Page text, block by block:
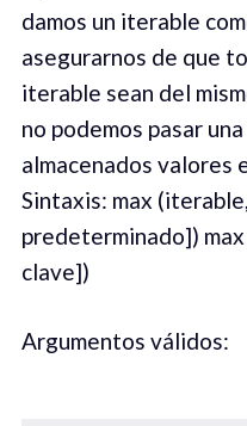
damos un iterable
asegurarnos de que
iterable sean del
no podemos pasar
almacenados valores
Sintaxis: max
predeterminado])
clave])
Argumentos válidos: